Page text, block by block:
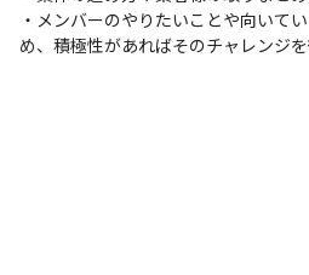
・メンバーのやりたいことや向いて
め、積極性があればそのチャレンジを